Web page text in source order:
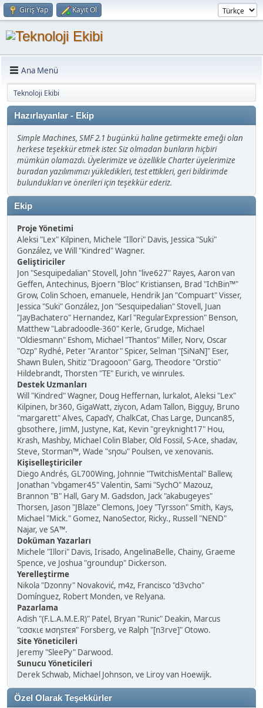
Giriş Yap Kayıt Ol
Ana Menü
Teknoloji Ekibi
Hazırlayanlar - Ekip
Simple Machines, SMF 2.1 bugünkü haline getirmekte emeği olan
herkese teşekkür etmek ister. Siz olmadan bunların hiçbiri
mümkün olamazdı. Üyelerimize ve özellikle Charter üyelerimize
buradan yazılımımızı yükledikleri, test ettikleri, geri bildirimde
bulundukları ve önerileri için teşekkür ederiz.
Ekip
Proje Yönetimi
Aleksi "Lex" Kilpinen, Michele "Illori" Davis, Jessica "Suki"
González, ve Will "Kindred" Wagner.
Geliştiriciler
Jon "Sesquipedalian" Stovell, John "live627" Rayes, Aaron van
Geffen, Antechinus, Bjoern "Bloc" Kristiansen, Brad "IchBin™"
Grow, Colin Schoen, emanuele, Hendrik Jan "Compuart" Visser,
Jessica "Suki" González, Jon "Sesquipedalian" Stovell, Juan
"JayBachatero" Hernandez, Karl "RegularExpression" Benson,
Matthew "Labradoodle-360" Kerle, Grudge, Michael
"Oldiesmann" Eshom, Michael "Thantos" Miller, Norv, Oscar
"Ozp" Rydhé, Peter "Arantor" Spicer, Selman "[SiNaN]" Eser,
Shawn Bulen, Shitiz "Dragooon" Garg, Theodore "Orstio"
Hildebrandt, Thorsten "TE" Eurich, ve winrules.
Destek Uzmanları
Will "Kindred" Wagner, Doug Heffernan, lurkalot, Aleksi "Lex"
Kilpinen, br360, GigaWatt, ziycon, Adam Tallon, Bigguy, Bruno
"margarett" Alves, CapadY, ChalkCat, Chas Large, Duncan85,
gbsothere, JimM, Justyne, Kat, Kevin "greyknight17" Hou,
Krash, Mashby, Michael Colin Blaber, Old Fossil, S-Ace, shadav,
Steve, Storman™, Wade "sησω" Poulsen, ve xenovanis.
Kişiselleştiriciler
Diego Andrés, GL700Wing, Johnnie "TwitchisMental" Ballew,
Jonathan "vbgamer45" Valentin, Sami "SychO" Mazouz,
Brannon "B" Hall, Gary M. Gadsdon, Jack "akabugeyes"
Thorsen, Jason "JBlaze" Clemons, Joey "Tyrsson" Smith, Kays,
Michael "Mick." Gomez, NanoSector, Ricky., Russell "NEND"
Najar, ve SA™.
Doküman Yazarları
Michele "Illori" Davis, Irisado, AngelinaBelle, Chainy, Graeme
Spence, ve Joshua "groundup" Dickerson.
Yerelleştirme
Nikola "Dzonny" Novaković, m4z, Francisco "d3vcho"
Domínguez, Robert Monden, ve Relyana.
Pazarlama
Adish "(F.L.A.M.E.R)" Patel, Bryan "Runic" Deakin, Marcus
"cσσкιє мσηѕтєя" Forsberg, ve Ralph "[n3rve]" Otowo.
Site Yöneticileri
Jeremy "SleePy" Darwood.
Sunucu Yöneticileri
Derek Schwab, Michael Johnson, ve Liroy van Hoewijk.
Özel Olarak Teşekkürler